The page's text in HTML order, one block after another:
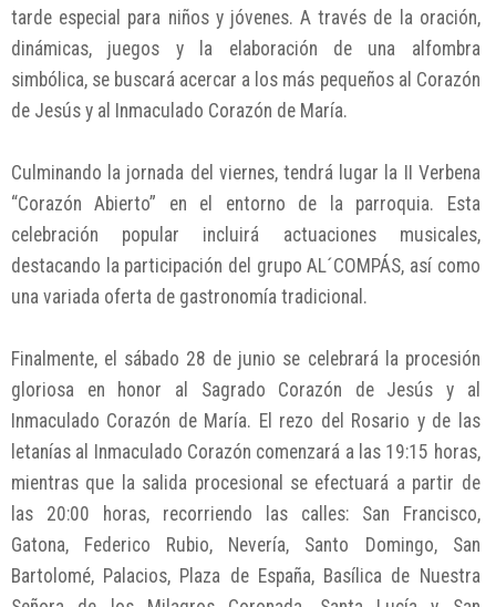
tarde especial para niños y jóvenes. A través de la oración,
dinámicas, juegos y la elaboración de una alfombra
simbólica, se buscará acercar a los más pequeños al Corazón
de Jesús y al Inmaculado Corazón de María.
Culminando la jornada del viernes, tendrá lugar la II Verbena
“Corazón Abierto” en el entorno de la parroquia. Esta
celebración popular incluirá actuaciones musicales,
destacando la participación del grupo AL´COMPÁS, así como
una variada oferta de gastronomía tradicional.
Finalmente, el sábado 28 de junio se celebrará la procesión
gloriosa en honor al Sagrado Corazón de Jesús y al
Inmaculado Corazón de María. El rezo del Rosario y de las
letanías al Inmaculado Corazón comenzará a las 19:15 horas,
mientras que la salida procesional se efectuará a partir de
las 20:00 horas, recorriendo las calles: San Francisco,
Gatona, Federico Rubio, Nevería, Santo Domingo, San
Bartolomé, Palacios, Plaza de España, Basílica de Nuestra